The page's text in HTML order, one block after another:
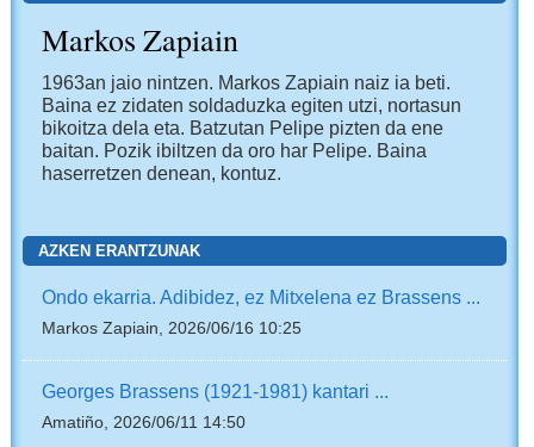
Markos Zapiain
1963an jaio nintzen. Markos Zapiain naiz ia beti.
Baina ez zidaten soldaduzka egiten utzi, nortasun
bikoitza dela eta. Batzutan Pelipe pizten da ene
baitan. Pozik ibiltzen da oro har Pelipe. Baina
haserretzen denean, kontuz.
AZKEN ERANTZUNAK
Ondo ekarria. Adibidez, ez Mitxelena ez Brassens ...
Markos Zapiain, 2026/06/16 10:25
Georges Brassens (1921-1981) kantari ...
Amatiño, 2026/06/11 14:50